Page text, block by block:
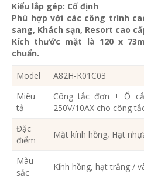
Kiểu lắp gép: Cố định
Phù hợp với các công trình
sang, Khách sạn, Resort cao
Kích thước mặt là 120 x
chuẩn.
Model
A82H-K01C03
Miêu
tả
Công tắc đơn + Ổ
250V/10AX cho công
Đặc
điểm
Mặt kính hồng, Hạt
Màu
sắc
Kính hồng, hạt trắng /